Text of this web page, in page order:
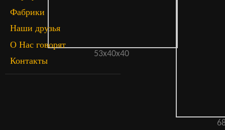
Фабрики
Наши друзья
О Нас говорят
Контакты
53х40х40